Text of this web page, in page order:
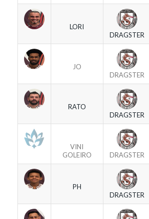
LORI
DRAGSTER
JO
DRAGSTER
RATO
DRAGSTER
VINI
GOLEIRO
DRAGSTER
PH
DRAGSTER